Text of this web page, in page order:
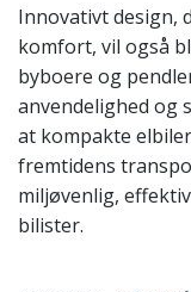
Innovativt design,
komfort, vil også
byboere og
anvendelighed og
at kompakte
fremtidens
miljøvenlig,
bilister.